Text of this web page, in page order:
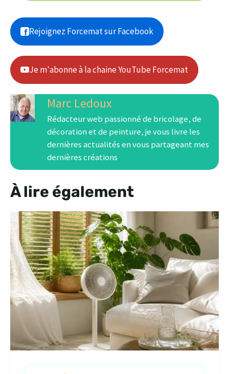
Rejoignez Forcemat sur Facebook
Je m'abonne à la chaine YouTube Forcemat
Marc Ledoux
Rédacteur web passionné de bricolage, de
décoration et de peinture, je vous livre les
dernières actualités en vous partageant mes
dernières créations
À lire également